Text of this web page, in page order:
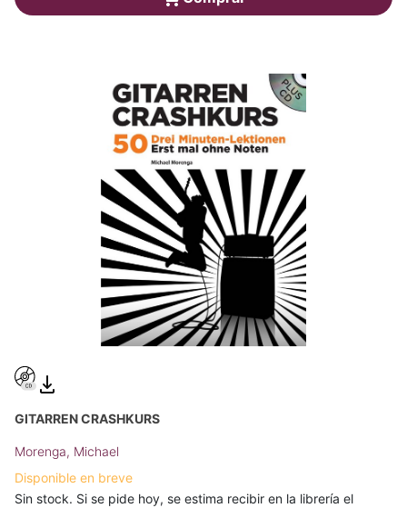
GITARREN CRASHKURS
Morenga, Michael
Disponible en breve
Sin stock. Si se pide hoy, se estima recibir en la librería el